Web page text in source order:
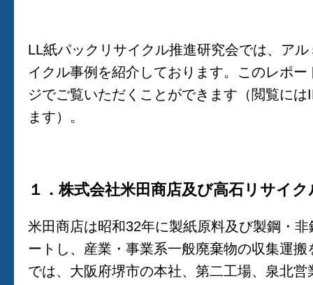
LL紙パックリサイクル推進研究会では、ア
イクル事例を紹介しております。このレポ
ジでご覧いただくことができます（閲覧に
ます）。
１．株式会社米田商店及び高石リサイ
米田商店は昭和32年に製紙原料及び製鋼・
ートし、産業・事業系一般廃棄物の収集運
では、大阪府堺市の本社、第二工場、泉北